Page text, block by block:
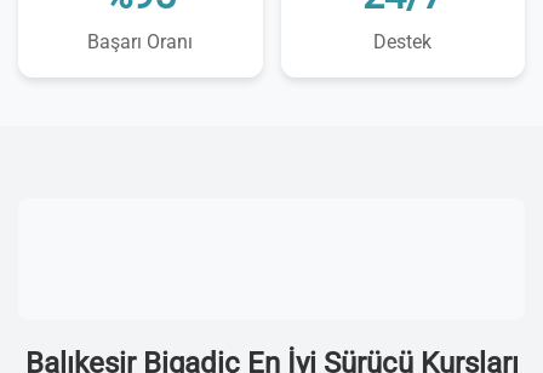
Başarı Oranı Destek
Balıkesir Bigadiç En İyi Sürücü Kursları